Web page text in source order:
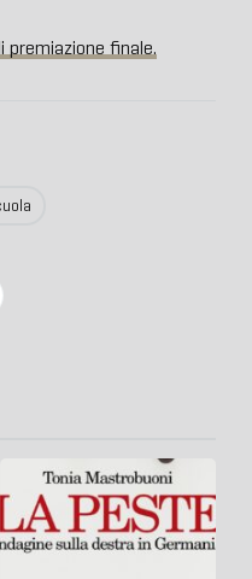
premiazione finale.